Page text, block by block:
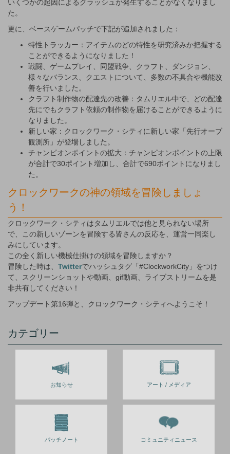
いくつかの起因によるクラッシュが発生することがなくなりまし
た。
更に、ベースゲームパッチで下記が追加されました：
特性トラッカー：アイテムのどの特性を研究済みか把握する
ことができるようになりました！
戦闘、ゲームプレイ、同盟戦争、クラフト、ダンジョン、
様々なバランス、クエストについて、多数の不具合や機能改
善を行いました。
クラフト制作物の配達先の改善：タムリエル中で、どの配達
先にでもクラフト依頼の制作物を届けることができるように
なりました。
新しい家：クロックワーク・シティに新しい家「先行オーブ
観測所」が登場しました。
チャンピオンポイントの拡大：チャンピオンポイントの上限
が合計で30ポイント増加し、合計で690ポイントになりまし
た。
クロックワークの神の領域を冒険しましょ
う！
クロックワーク・シティはタムリエルでは他と見られない場所
で、この新しいゾーンを冒険する皆さんの反応を、運営一同楽し
みにしています。
この全く新しい機械仕掛けの領域を冒険しますか？
冒険した時は、 Twitterでハッシュタグ「#ClockworkCity」をつけ
て、スクリーンショットや動画、gif動画、ライブストリームを是
非共有してください！
アップデート第16弾と、クロックワーク・シティへようこそ！
カテゴリー
お知らせ アート / メディア
パッチノート コミュニティニュース